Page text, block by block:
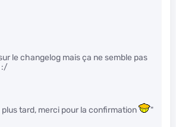
sur le changelog mais ça ne semble pas
:/
tard, merci pour la confirmation
"